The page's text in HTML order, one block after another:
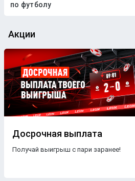
по футболу
Акции
Досрочная выплата
Получай выигрыш с пари заранее!